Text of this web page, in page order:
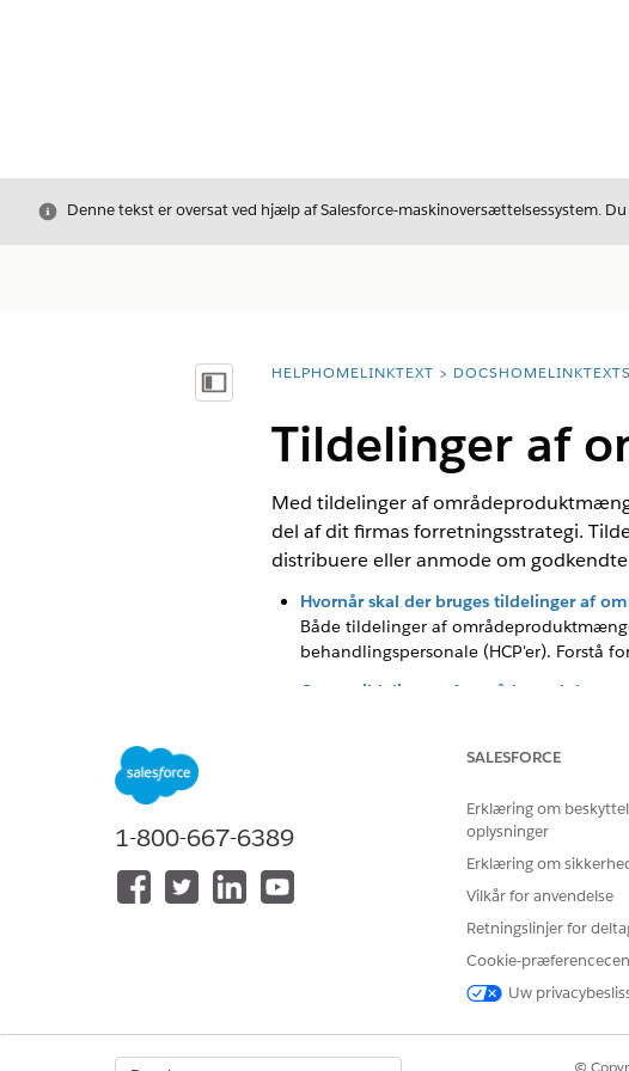
LukDenne tekst er oversat ved hjælp af Salesforce-maskinoversættelsessystem.
Vis indholdsfortegnelse
breadcrumbDescription
HELPHOMELINKTEXT
Tildelinger af
Med tildelinger af
del af dit firmas forretningsstrategi.
distribuere eller anmode om
Hvornår skal der bruges tildelinger af
Både tildelinger af
behandlingspersonale (HCP'er). Forstå
Opsæt tildelinger af
LØSTE DENNE ARTIKEL DIT PROBLEM?
Giv os besked, så vi kan forbedre os!
1-800-667-6389
SALESFORCE
Erklæring om
oplysninger
Erklæring om
Vilkår for anvendelse
Retningslinjer for
Cookie-
Uw
©